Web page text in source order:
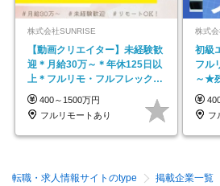
株式会社SUNRISE
【動画クリエイター】未経験歓
迎＊月給30万～＊年休125日以
上＊フルリモ・フルフレックス
◆10名の採用が決定◆
400～1500万円
フルリモートあり
株式
初級
フル
～★
上★
フ
転職・求人情報サイトのtype 掲載企業一覧